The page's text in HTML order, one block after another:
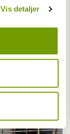
Vis detaljer